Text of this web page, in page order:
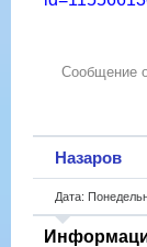
Сообщение
Назаров
Дата: